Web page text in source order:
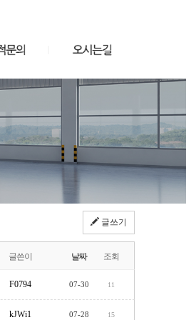
글쓰기
글쓴이 날짜 조회
F0794 07-30 11
kJWi1 07-28 15